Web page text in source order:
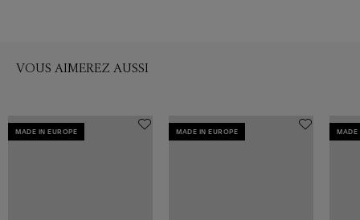
VOUS AIMEREZ AUSSI
MADE IN EUROPE MADE IN EUROPE MADE